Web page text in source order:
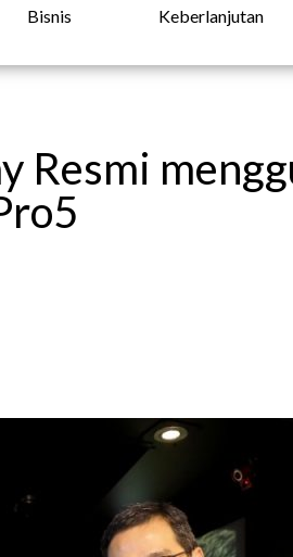
Bisnis Keberlanjutan
Resmi